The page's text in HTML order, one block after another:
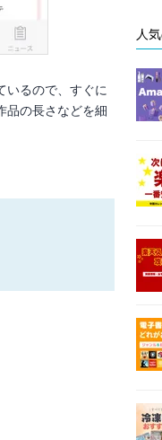
いるので、すぐに
品の長さなどを細
人